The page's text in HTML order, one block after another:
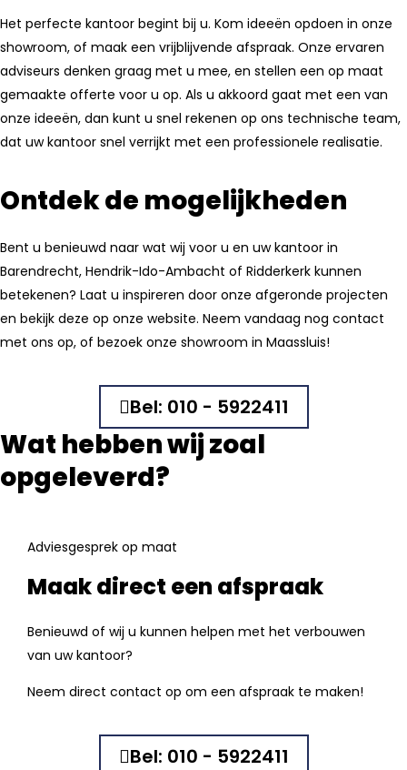
Het perfecte kantoor begint bij u. Kom ideeën opdoen in onze
showroom, of maak een vrijblijvende afspraak. Onze ervaren
adviseurs denken graag met u mee, en stellen een op maat
gemaakte offerte voor u op. Als u akkoord gaat met een van
onze ideeën, dan kunt u snel rekenen op ons technische team,
dat uw kantoor snel verrijkt met een professionele realisatie.
Ontdek de mogelijkheden
Bent u benieuwd naar wat wij voor u en uw kantoor in
Barendrecht, Hendrik-Ido-Ambacht of Ridderkerk kunnen
betekenen? Laat u inspireren door onze afgeronde projecten
en bekijk deze op onze website. Neem vandaag nog contact
met ons op, of bezoek onze showroom in Maassluis!
Bel: 010 - 5922411
Wat hebben wij zoal
opgeleverd?
Adviesgesprek op maat
Maak direct een afspraak
Benieuwd of wij u kunnen helpen met het verbouwen
van uw kantoor?
Neem direct contact op om een afspraak te maken!
Bel: 010 - 5922411